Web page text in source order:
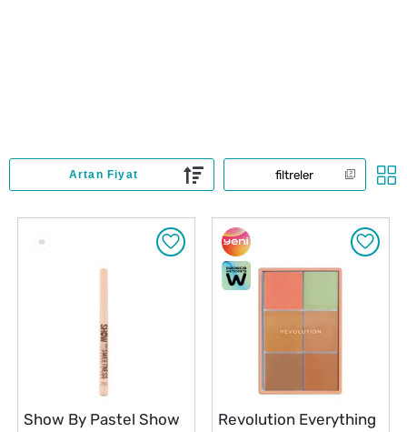
filtreler
Show By Pastel Show
Revolution Everything